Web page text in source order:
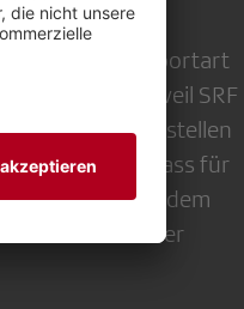
-leiter ihre Sportart
deshalb, weil SRF
zusammenzustellen
aber auch, dass für
sich auch vor dem
Fahrradfahrer